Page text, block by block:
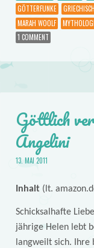
GÖTTERFUNKE
MARAH WOOLF
1 COMMENT
Göttlich
Angelini
13. MAI 2011
Inhalt (lt.
Schicksalhafte
jährige Helen lebt
langweilt sich. Ihre